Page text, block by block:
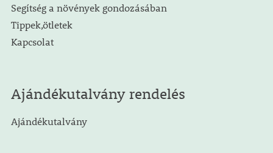
Segítség a növények gondozásában
Tippek,ötletek
Kapcsolat
Ajándékutalvány rendelés
Ajándékutalvány